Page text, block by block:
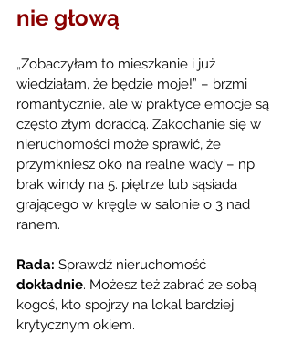
nie głową
„Zobaczyłam to mieszkanie i już
wiedziałam, że będzie moje!” – brzmi
romantycznie, ale w praktyce emocje są
często złym doradcą. Zakochanie się w
nieruchomości może sprawić, że
przymkniesz oko na realne wady – np.
brak windy na 5. piętrze lub sąsiada
grającego w kręgle w salonie o 3 nad
ranem.
Rada: Sprawdź nieruchomość
dokładnie. Możesz też zabrać ze sobą
kogoś, kto spojrzy na lokal bardziej
krytycznym okiem.